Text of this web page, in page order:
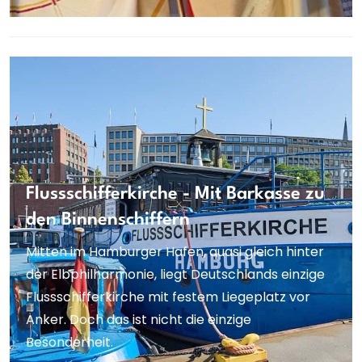
Flussschifferkirche - Mit Barkasse zu
den Binnenschiffern
Mitten im Hamburger Hafen, quasi gleich hinter
der Elbphilharmonie, liegt Deutschlands einzige
Flussschifferkirche mit festem Liegeplatz vor
Anker. Doch das ist nicht die einzige
Besonderheit.